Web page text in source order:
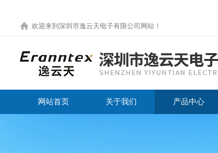
欢迎来到 深圳市逸云天电子有限公司网站 ！
网站首页 关于我们 产品中心